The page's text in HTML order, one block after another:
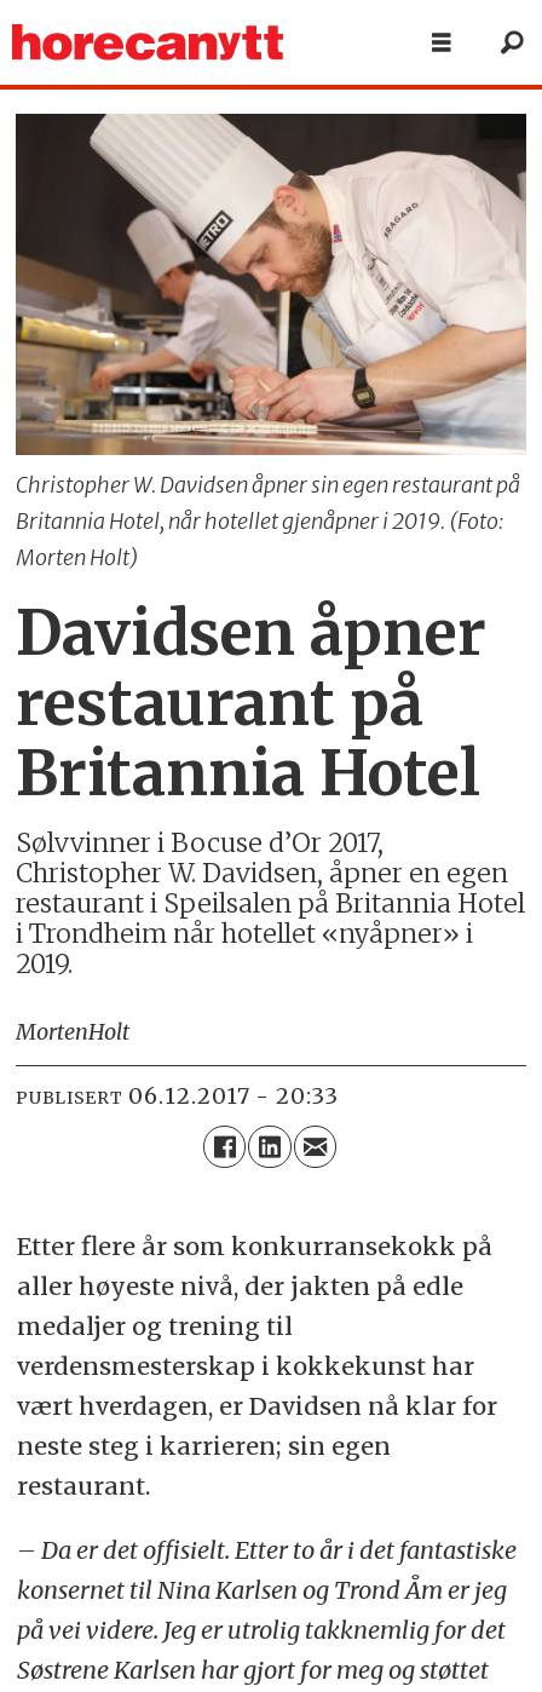
Christopher W. Davidsen åpner sin egen restaurant på
Britannia Hotel, når hotellet gjenåpner i 2019. (Foto:
Morten Holt)
Davidsen åpner
restaurant på
Britannia Hotel
Sølvvinner i Bocuse d’Or 2017,
Christopher W. Davidsen, åpner en egen
restaurant i Speilsalen på Britannia Hotel
i Trondheim når hotellet «nyåpner» i
2019.
MortenHolt
PUBLISERT 06.12.2017 - 20:33
Etter flere år som konkurransekokk på
aller høyeste nivå, der jakten på edle
medaljer og trening til
verdensmesterskap i kokkekunst har
vært hverdagen, er Davidsen nå klar for
neste steg i karrieren; sin egen
restaurant.
– Da er det offisielt. Etter to år i det fantastiske
konsernet til Nina Karlsen og Trond Åm er jeg
på vei videre. Jeg er utrolig takknemlig for det
Søstrene Karlsen har gjort for meg og støttet